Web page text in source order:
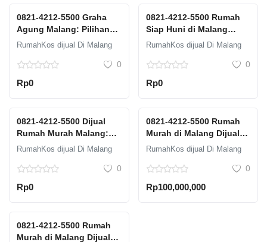
0821-4212-5500 Graha
Agung Malang: Pilihan
Terbaik untuk Hunian
RumahKos dijual Di Malang
0
Rp0
0821-4212-5500 Rumah
Siap Huni di Malang
Dijual: Langsung Tinggal
RumahKos dijual Di Malang
0
Rp0
0821-4212-5500 Dijual
Rumah Murah Malang:
Jangan Lewatkan
RumahKos dijual Di Malang
0
Rp0
0821-4212-5500 Rumah
Murah di Malang Dijual:
Solusi untuk Miliki
RumahKos dijual Di Malang
0
Rp100,000,000
0821-4212-5500 Rumah
Murah di Malang Dijual: